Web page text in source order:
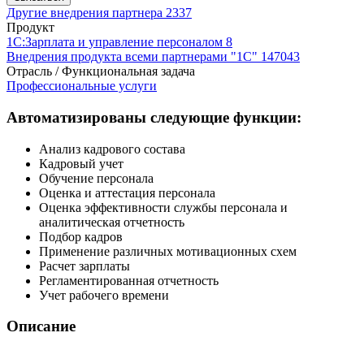
Другие внедрения партнера 2337
Продукт
1С:Зарплата и управление персоналом 8
Внедрения продукта всеми партнерами "1С" 147043
Отрасль / Функциональная задача
Профессиональные услуги
Автоматизированы следующие функции:
Анализ кадрового состава
Кадровый учет
Обучение персонала
Оценка и аттестация персонала
Оценка эффективности службы персонала и
аналитическая отчетность
Подбор кадров
Применение различных мотивационных схем
Расчет зарплаты
Регламентированная отчетность
Учет рабочего времени
Описание